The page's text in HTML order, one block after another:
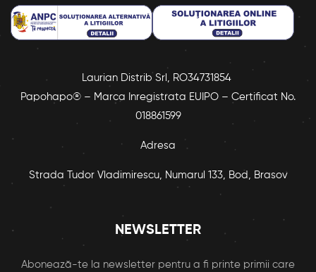
Laurian Distrib Srl, RO34731854
Papohapo® – Marca Inregistrata EUIPO – Certificat No.
018861599
Adresa
Strada Tudor Vladimirescu, Numarul 133, Bod, Brasov
NEWSLETTER
Abonează-te la newsletter pentru a fi printe primii care